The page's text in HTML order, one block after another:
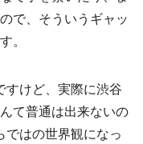
で、そういうギャッ
。
すけど、実際に渋谷
て普通は出来ないの
はの世界観になっ